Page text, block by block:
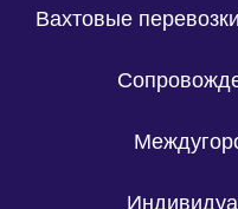
Вахтовые перевозки